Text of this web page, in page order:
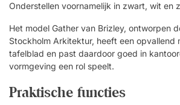
Onderstellen voornamelijk in zwart, wit en
Het model Gather van Brizley, ontworpen
Stockholm Arkitektur, heeft een opvallend
tafelblad en past daardoor goed in
vormgeving een rol speelt.
Praktische functies